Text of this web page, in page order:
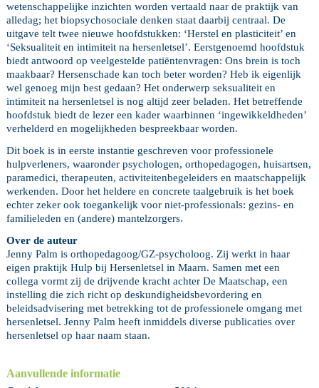
wetenschappelijke inzichten worden vertaald naar de praktijk van
alledag; het biopsychosociale denken staat daarbij centraal. De
uitgave telt twee nieuwe hoofdstukken: ‘Herstel en plasticiteit’ en
‘Seksualiteit en intimiteit na hersenletsel’. Eerstgenoemd hoofdstuk
biedt antwoord op veelgestelde patiëntenvragen: Ons brein is toch
maakbaar? Hersenschade kan toch beter worden? Heb ik eigenlijk
wel genoeg mijn best gedaan? Het onderwerp seksualiteit en
intimiteit na hersenletsel is nog altijd zeer beladen. Het betreffende
hoofdstuk biedt de lezer een kader waarbinnen ‘ingewikkeldheden’
verhelderd en mogelijkheden bespreekbaar worden.
Dit boek is in eerste instantie geschreven voor professionele
hulpverleners, waaronder psychologen, orthopedagogen, huisartsen,
paramedici, therapeuten, activiteitenbegeleiders en maatschappelijk
werkenden. Door het heldere en concrete taalgebruik is het boek
echter zeker ook toegankelijk voor niet-professionals: gezins- en
familieleden en (andere) mantelzorgers.
Over de auteur
Jenny Palm is orthopedagoog/GZ-psycholoog. Zij werkt in haar
eigen praktijk Hulp bij Hersenletsel in Maarn. Samen met een
collega vormt zij de drijvende kracht achter De Maatschap, een
instelling die zich richt op deskundigheidsbevordering en
beleidsadvisering met betrekking tot de professionele omgang met
hersenletsel. Jenny Palm heeft inmiddels diverse publicaties over
hersenletsel op haar naam staan.
Aanvullende informatie